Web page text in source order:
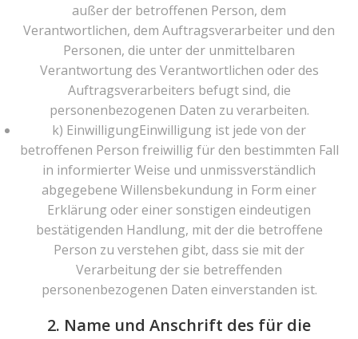
außer der betroffenen Person, dem
Verantwortlichen, dem Auftragsverarbeiter und den
Personen, die unter der unmittelbaren
Verantwortung des Verantwortlichen oder des
Auftragsverarbeiters befugt sind, die
personenbezogenen Daten zu verarbeiten.
k) EinwilligungEinwilligung ist jede von der
betroffenen Person freiwillig für den bestimmten Fall
in informierter Weise und unmissverständlich
abgegebene Willensbekundung in Form einer
Erklärung oder einer sonstigen eindeutigen
bestätigenden Handlung, mit der die betroffene
Person zu verstehen gibt, dass sie mit der
Verarbeitung der sie betreffenden
personenbezogenen Daten einverstanden ist.
2. Name und Anschrift des für die